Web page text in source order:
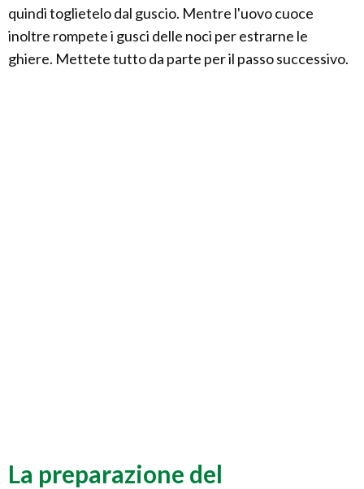
quindi toglietelo dal guscio. Mentre l'uovo cuoce
inoltre rompete i gusci delle noci per estrarne le
ghiere. Mettete tutto da parte per il passo successivo.
La preparazione del